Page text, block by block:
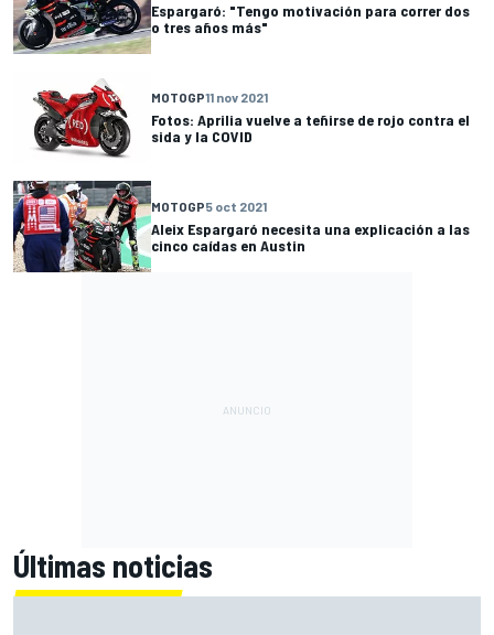
Espargaró: "Tengo motivación para correr dos
o tres años más"
MOTOGP11 nov 2021
Fotos: Aprilia vuelve a teñirse de rojo contra el
sida y la COVID
MOTOGP5 oct 2021
Aleix Espargaró necesita una explicación a las
cinco caídas en Austin
Últimas noticias